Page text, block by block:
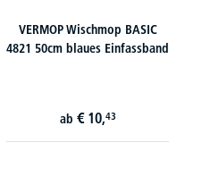
VERMOP Wischmop BASIC
4821 50cm blaues Einfassband
ab € 10,43